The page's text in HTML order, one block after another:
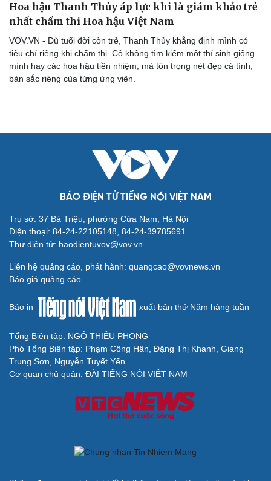
Cải chính
Hoa hậu Thanh Thủy áp lực khi là giám khảo trẻ
nhất chấm thi Hoa hậu Việt Nam
VOV.VN - Dù tuổi đời còn trẻ, Thanh Thủy khẳng định mình có
tiêu chí riêng khi chấm thi. Cô không tìm kiếm một thí sinh giống
mình hay các hoa hậu tiền nhiệm, mà tôn trọng nét đẹp cá tính,
bản sắc riêng của từng ứng viên.
BÁO ĐIỆN TỬ TIẾNG NÓI VIỆT NAM
Trụ sở: 37 Bà Triệu, phường Cửa Nam, Hà Nội
Điện thoại: 84-24-22105148, 84-24-39785691
Thư điện tử: baodientuvov@vov.vn
Liên hệ quảng cáo, phát hành: quangcao@vovnews.vn
Báo giá quảng cáo
Báo in xuất bản thứ Năm hàng tuần
Tổng Biên tập: NGÔ THIỆU PHONG
Phó Tổng Biên tập: Phạm Công Hân, Đặng Thị Khanh, Giang
Trung Sơn, Nguyễn Tuyết Yến
Cơ quan chủ quản: ĐÀI TIẾNG NÓI VIỆT NAM